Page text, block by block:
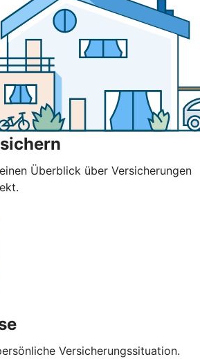
Überblick über Versicherungen
Versicherungssituation.